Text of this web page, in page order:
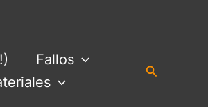
Fallos
Buscar